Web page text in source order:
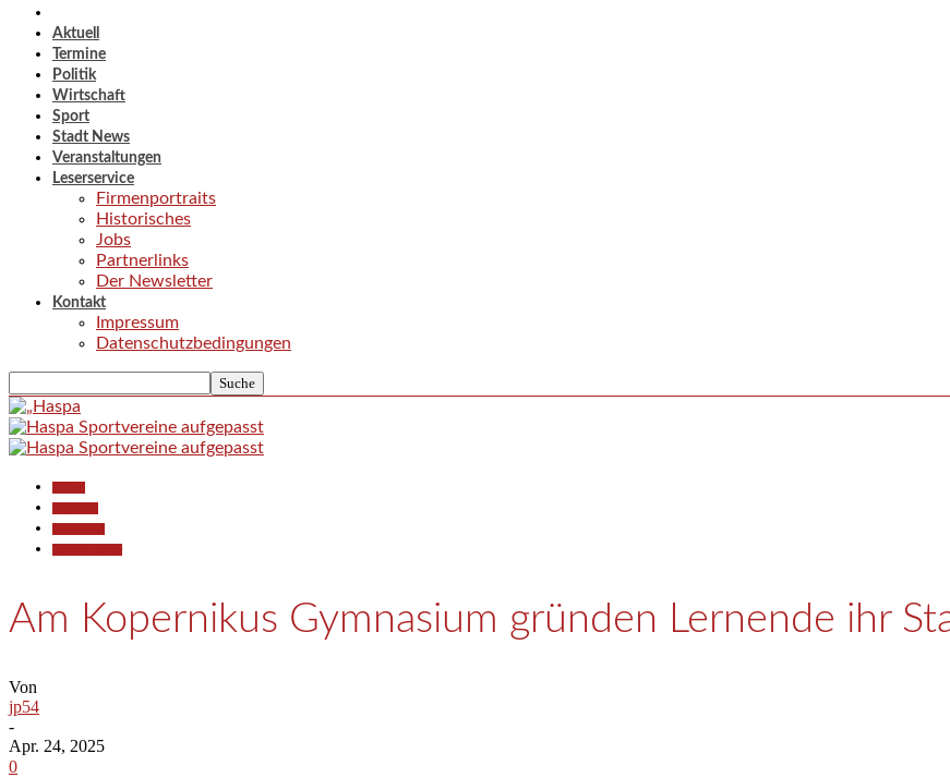
Aktuell
Termine
Politik
Wirtschaft
Sport
Stadt News
Veranstaltungen
Leserservice
Firmenportraits
Historisches
Jobs
Partnerlinks
Der Newsletter
Kontakt
Impressum
Datenschutzbedingungen
Am Kopernikus Gymnasium gründen Lernende ihr
Von
jp54
-
Apr. 24, 2025
0